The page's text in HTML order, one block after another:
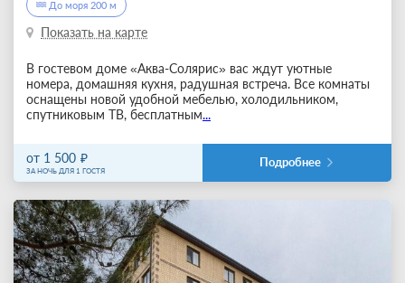
До моря 200 м
Показать на карте
В гостевом доме «Аква-Солярис» вас ждут уютные
номера, домашняя кухня, радушная встреча. Все комнаты
оснащены новой удобной мебелью, холодильником,
спутниковым ТВ, бесплатным...
от 1 500
ЗА НОЧЬ ДЛЯ 1 ГОСТЯ
Подробнее